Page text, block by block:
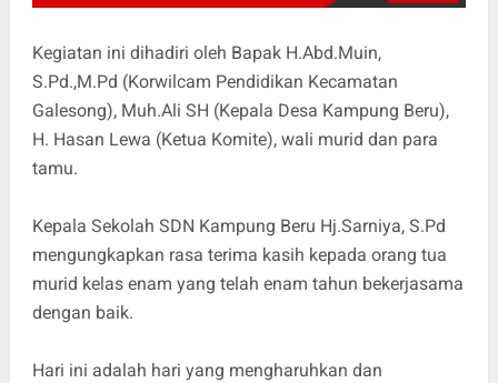
Kegiatan ini dihadiri oleh Bapak H.Abd.Muin,
S.Pd.,M.Pd (Korwilcam Pendidikan Kecamatan
Galesong), Muh.Ali SH (Kepala Desa Kampung Beru),
H. Hasan Lewa (Ketua Komite), wali murid dan para
tamu.
Kepala Sekolah SDN Kampung Beru Hj.Sarniya, S.Pd
mengungkapkan rasa terima kasih kepada orang tua
murid kelas enam yang telah enam tahun bekerjasama
dengan baik.
Hari ini adalah hari yang mengharuhkan dan